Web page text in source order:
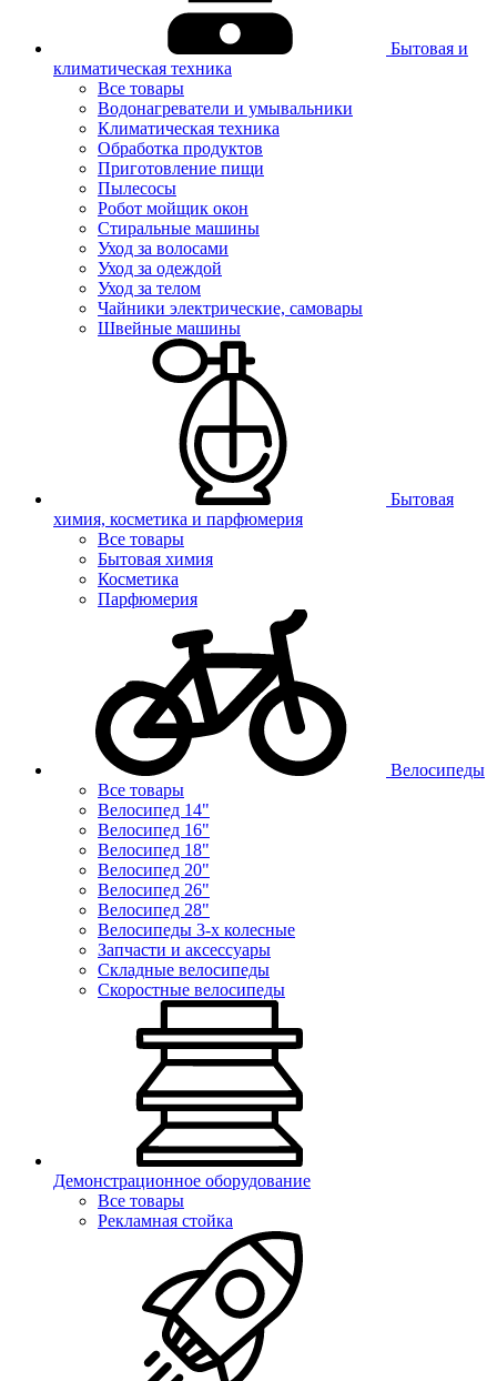
Бытовая и
климатическая техника
Все товары
Водонагреватели и умывальники
Климатическая техника
Обработка продуктов
Приготовление пищи
Пылесосы
Робот мойщик окон
Стиральные машины
Уход за волосами
Уход за одеждой
Уход за телом
Чайники электрические, самовары
Швейные машины
Бытовая
химия, косметика и парфюмерия
Все товары
Бытовая химия
Косметика
Парфюмерия
Велосипеды
Все товары
Велосипед 14"
Велосипед 16"
Велосипед 18"
Велосипед 20"
Велосипед 26"
Велосипед 28"
Велосипеды 3-х колесные
Запчасти и аксессуары
Складные велосипеды
Скоростные велосипеды
Демонстрационное оборудование
Все товары
Рекламная стойка